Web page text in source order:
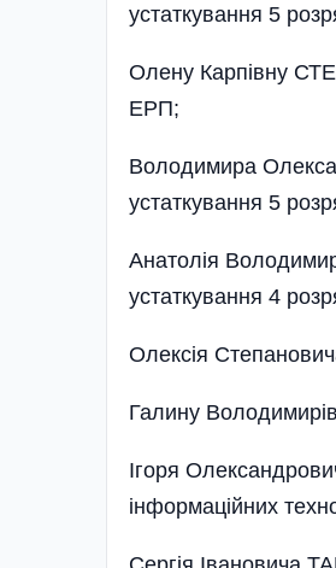
устаткування 5
Олену Карпівну
ЕРП;
Володимира
устаткування 5
Анатолія
устаткування 4
Олексія
Галину
Ігоря
інформаційних